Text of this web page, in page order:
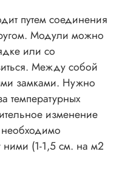
путем соединения
Модули можно
или со
Между собой
замками. Нужно
температурных
изменение
ними (1-1,5 см. на м2